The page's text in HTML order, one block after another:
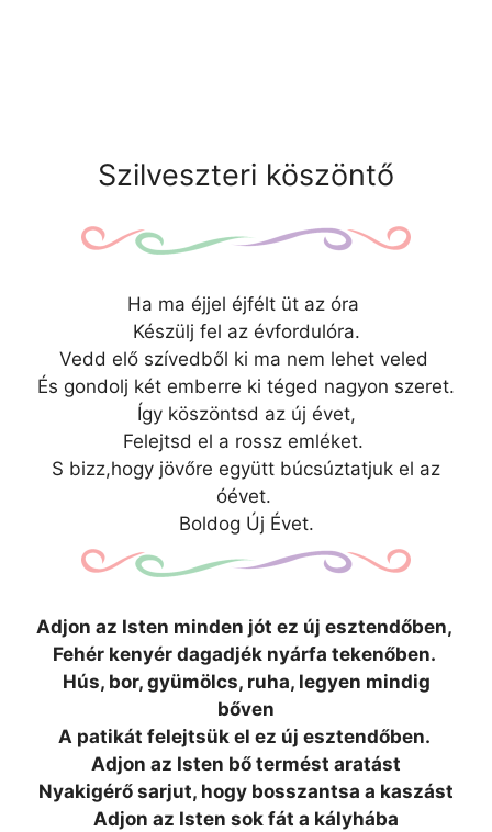
Szilveszteri köszöntő
Ha ma éjjel éjfélt üt az óra
Készülj fel az évfordulóra.
Vedd elő szívedből ki ma nem lehet veled
És gondolj két emberre ki téged nagyon szeret.
Így köszöntsd az új évet,
Felejtsd el a rossz emléket.
S bizz,hogy jövőre együtt búcsúztatjuk el az
óévet.
Boldog Új Évet.
Adjon az Isten minden jót ez új esztendőben,
Fehér kenyér dagadjék nyárfa tekenőben.
Hús, bor, gyümölcs, ruha, legyen mindig
bőven
A patikát felejtsük el ez új esztendőben.
Adjon az Isten bő termést aratást
Nyakigérő sarjut, hogy bosszantsa a kaszást
Adjon az Isten sok fát a kályhába